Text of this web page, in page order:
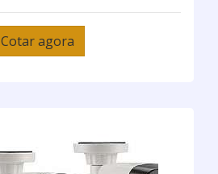
Cotar agora